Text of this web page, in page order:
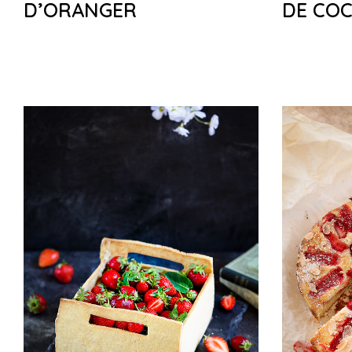
D’ORANGER DE